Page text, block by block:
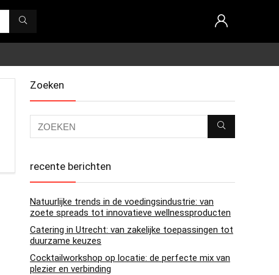
Zoeken
recente berichten
Natuurlijke trends in de voedingsindustrie: van
zoete spreads tot innovatieve wellnessproducten
Catering in Utrecht: van zakelijke toepassingen tot
duurzame keuzes
Cocktailworkshop op locatie: de perfecte mix van
plezier en verbinding